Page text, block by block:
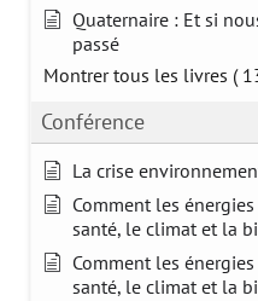
Quaternaire : Et si
passé
Montrer tous les livres (
Conférence
La crise
Comment les
santé, le climat et la
Comment les
santé, le climat et la